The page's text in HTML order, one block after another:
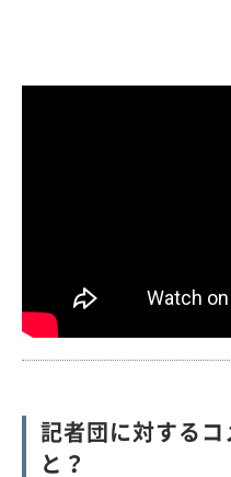
記者団に対する
と？